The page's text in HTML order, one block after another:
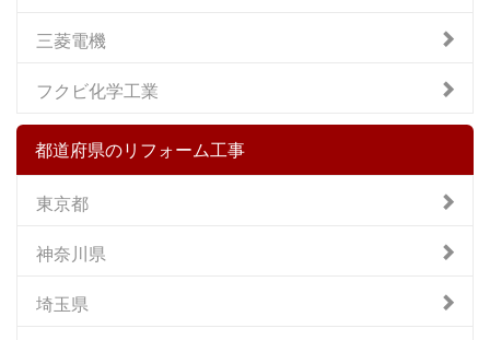
三菱電機
フクビ化学工業
都道府県のリフォーム工事
東京都
神奈川県
埼玉県